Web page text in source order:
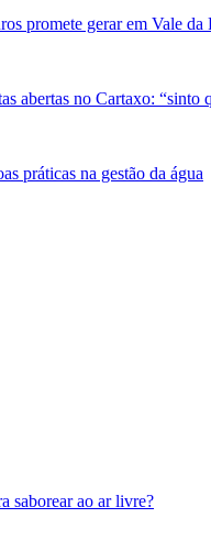
promete gerar em Vale
abertas no Cartaxo:
práticas na gestão da água
saborear ao ar livre?